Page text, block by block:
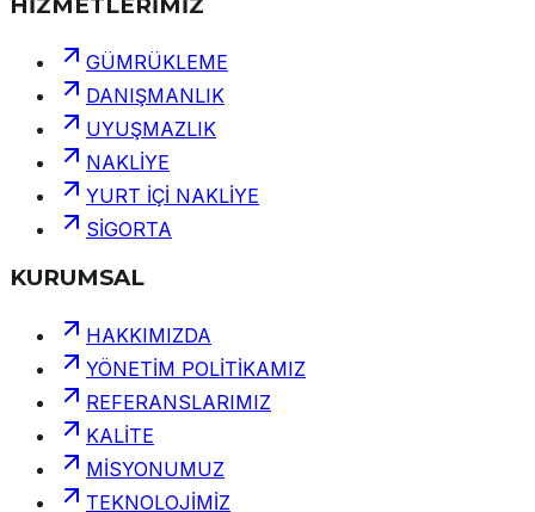
GÜMRÜKLEME
DANIŞMANLIK
UYUŞMAZLIK
NAKLİYE
YURT İÇİ NAKLİYE
SİGORTA
KURUMSAL
HAKKIMIZDA
YÖNETİM POLİTİKAMIZ
REFERANSLARIMIZ
KALİTE
MİSYONUMUZ
TEKNOLOJİMİZ